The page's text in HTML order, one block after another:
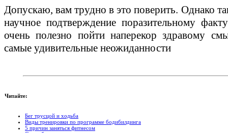
Допускаю, вам трудно в это поверить. Однако
научное подтверждение поразительному
очень полезно пойти наперекор здравому
самые удивительные неожиданности
Читайте:
Бег трусцой и ходьба
Виды тренировки по программе бодибилдинга
5 причин заняться фитнесом